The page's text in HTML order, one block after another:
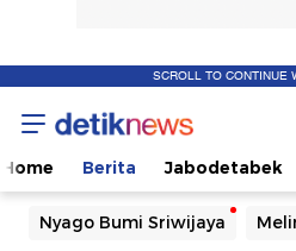
SCROLL TO CONTINUE
Home Berita Jabodetabek
Nyago Bumi Sriwijaya